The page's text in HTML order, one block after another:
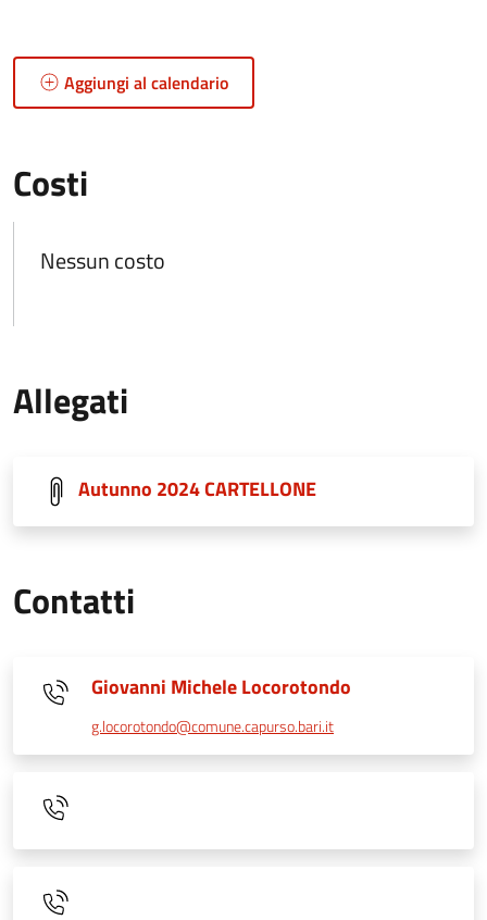
Aggiungi al calendario
Costi
Nessun costo
Allegati
Autunno 2024 CARTELLONE
Contatti
Giovanni Michele Locorotondo
g.locorotondo@comune.capurso.bari.it